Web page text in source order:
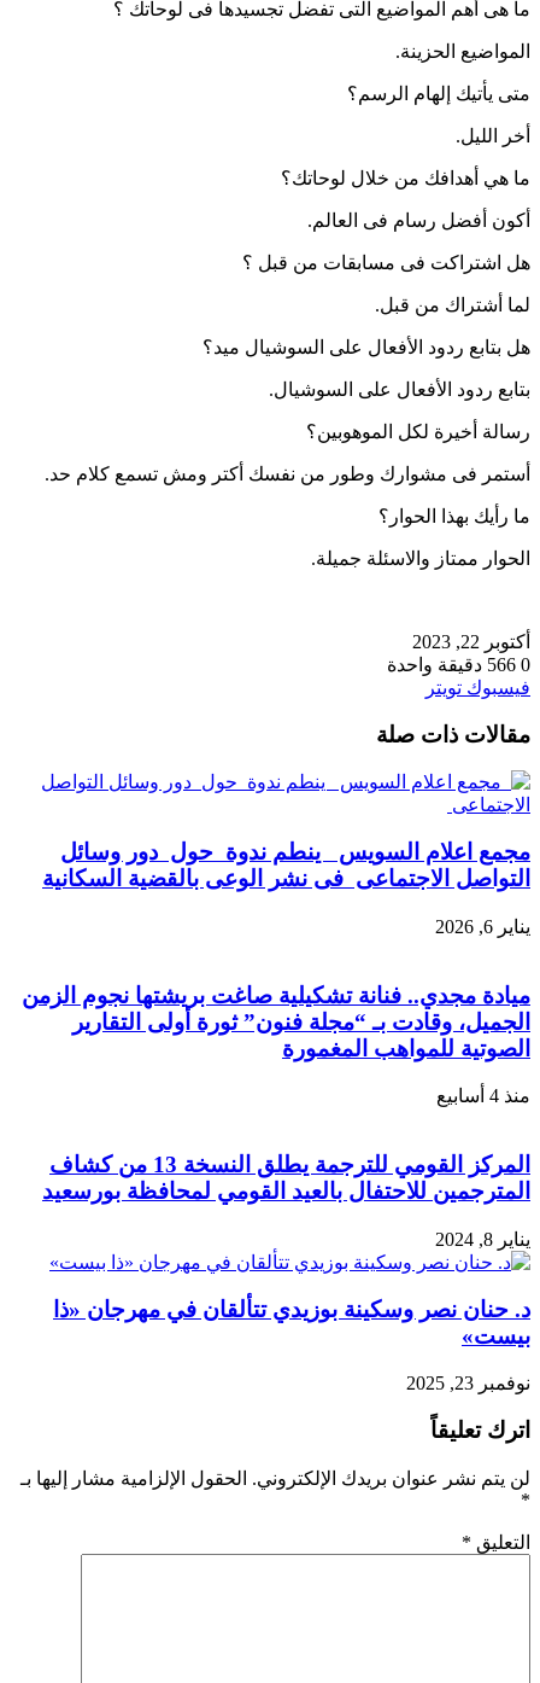
ما هى أهم المواضيع التى تفضل تجسيدها فى لوحاتك ؟
المواضيع الحزينة.
متى يأتيك إلهام الرسم؟
أخر الليل.
ما هي أهدافك من خلال لوحاتك؟
أكون أفضل رسام فى العالم.
هل اشتراكت فى مسابقات من قبل ؟
لما أشتراك من قبل.
هل بتابع ردود الأفعال على السوشيال ميد؟
بتابع ردود الأفعال على السوشيال.
رسالة أخيرة لكل الموهوبين؟
أستمر فى مشوارك وطور من نفسك أكتر ومش تسمع كلام حد.
ما رأيك بهذا الحوار؟
الحوار ممتاز والاسئلة جميلة.
أكتوبر 22, 2023
0
دقيقة واحدة
فيسبوك تويتر
البريد
مقالات ذات صلة
مجمع اعلام السويس ينطم ندوة حول دور وسائل
التواصل الاجتماعى فى نشر الوعى بالقضية السكانية
يناير 6, 2026
ميادة مجدي.. فنانة تشكيلية صاغت بريشتها نجوم الزمن
الجميل، وقادت بـ “مجلة فنون” ثورة أولى التقارير
الصوتية للمواهب المغمورة
منذ 4 أسابيع
المركز القومي للترجمة يطلق النسخة 13 من كشاف
المترجمين للاحتفال بالعيد القومي لمحافظة بورسعيد
يناير 8, 2024
د. حنان نصر وسكينة بوزيدي تتألقان في مهرجان «ذا
بيست»
نوفمبر 23, 2025
اترك تعليقاً
لن يتم نشر عنوان بريدك الإلكتروني. الحقول الإلزامية مشار إليها بـ
*
التعليق *